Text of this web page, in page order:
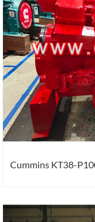
Cummins KT38-